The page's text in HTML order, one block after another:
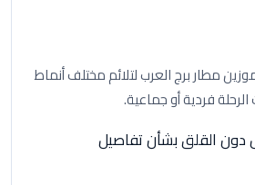
مطار برج العرب لتلائم مختلف أنماط
فردية أو جماعية.
دون القلق بشأن تفاصيل